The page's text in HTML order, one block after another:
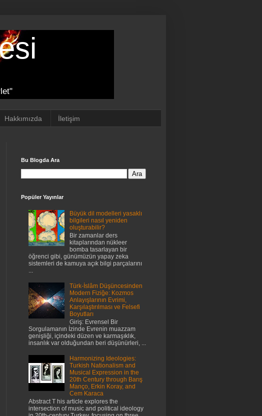
Hakkımızda İletişim
Bu Blogda Ara
Popüler Yayınlar
Büyük dil modelleri yasaklı
bilgileri nasıl yeniden
oluşturabilir?
Bir zamanlar ders
kitaplarından nükleer
bomba tasarlayan bir
öğrenci gibi, günümüzün yapay zeka
sistemleri de kamuya açık bilgi parçalarını
...
Türk-İslâm Düşüncesinden
Modern Fiziğe: Kozmos
Anlayışlarının Evrimi,
Karşılaştırılması ve Felsefi
Boyutları
Giriş: Evrensel Bir
Sorgulamanın İzinde Evrenin muazzam
genişliği, içindeki düzen ve karmaşıklık,
insanlık var olduğundan beri düşünürleri, ...
Harmonizing Ideologies:
Turkish Nationalism and
Musical Expression in the
20th Century through Barış
Manço, Erkin Koray, and
Cem Karaca
Abstract T his article explores the
intersection of music and political ideology